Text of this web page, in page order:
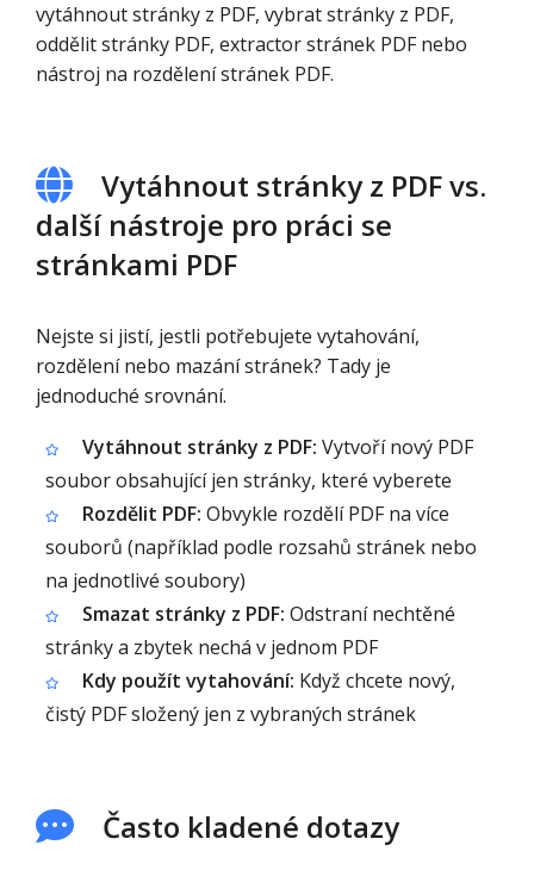
vytáhnout stránky z PDF, vybrat stránky z PDF,
oddělit stránky PDF, extractor stránek PDF nebo
nástroj na rozdělení stránek PDF.
Vytáhnout stránky z PDF vs.
další nástroje pro práci se
stránkami PDF
Nejste si jistí, jestli potřebujete vytahování,
rozdělení nebo mazání stránek? Tady je
jednoduché srovnání.
Vytáhnout stránky z PDF: Vytvoří nový PDF
soubor obsahující jen stránky, které vyberete
Rozdělit PDF: Obvykle rozdělí PDF na více
souborů (například podle rozsahů stránek nebo
na jednotlivé soubory)
Smazat stránky z PDF: Odstraní nechtěné
stránky a zbytek nechá v jednom PDF
Kdy použít vytahování: Když chcete nový,
čistý PDF složený jen z vybraných stránek
Často kladené dotazy